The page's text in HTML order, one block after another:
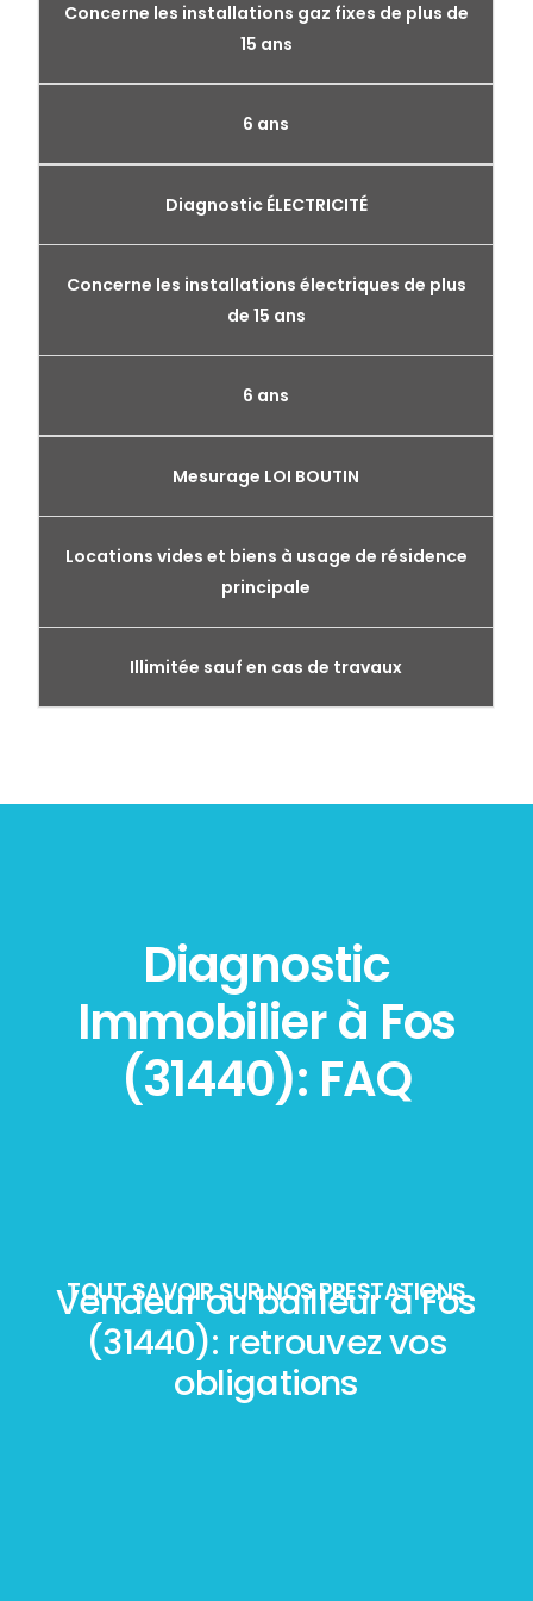
Concerne les installations gaz fixes de plus de
15 ans
6 ans
Diagnostic ÉLECTRICITÉ
Concerne les installations électriques de plus
de 15 ans
6 ans
Mesurage LOI BOUTIN
Locations vides et biens à usage de résidence
principale
Illimitée sauf en cas de travaux
Diagnostic
Immobilier à Fos
(31440): FAQ
TOUT SAVOIR SUR NOS PRESTATIONS
Vendeur ou bailleur à Fos
(31440): retrouvez vos
obligations